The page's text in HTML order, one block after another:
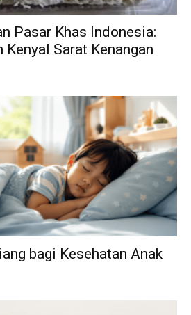
Pasar Khas Indonesia:
Kenyal Sarat Kenangan
bagi Kesehatan Anak